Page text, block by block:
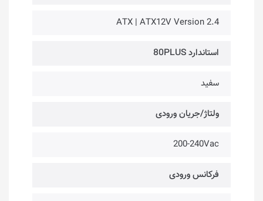
ATX | ATX12V Version 2.4
استاندارد 80PLUS
سفید
ولتاژ/جریان ورودی
200-240Vac
فرکانس ورودی